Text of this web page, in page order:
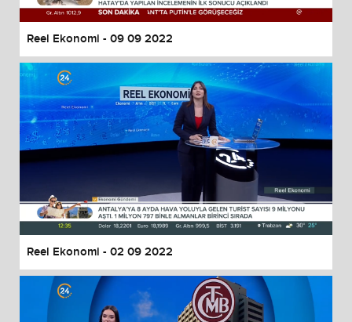
Reel Ekonomi - 09 09 2022
Reel Ekonomi - 02 09 2022